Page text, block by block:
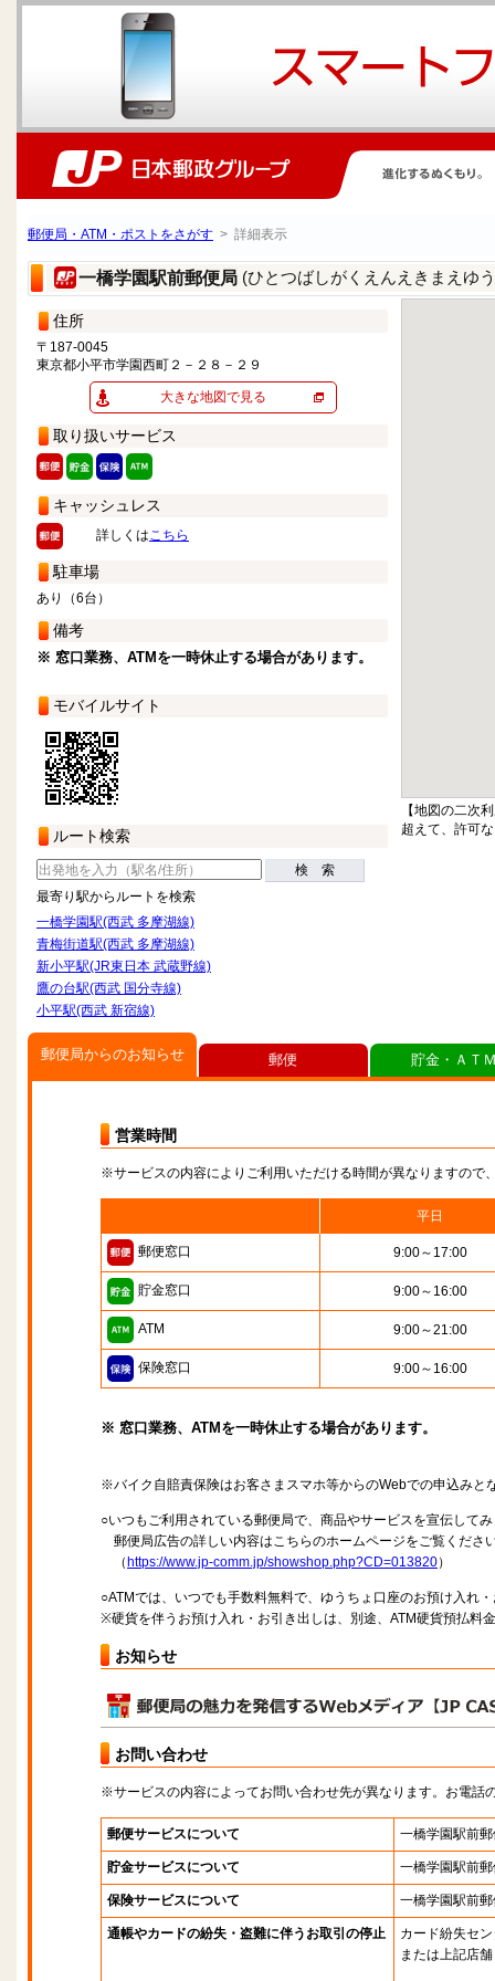
郵便局・ATM・ポストをさがす > 詳細表示
一橋学園駅前郵便局 (ひとつばしがくえんえきまえゆ
住所
〒187-0045
東京都小平市学園西町２－２８－２９
大きな地図で見る
取り扱いサービス
キャッシュレス
詳しくはこちら
駐車場
あり（6台）
備考
※ 窓口業務、ATMを一時休止する場合があります。
モバイルサイト
ルート検索
検 索
最寄り駅からルートを検索
一橋学園駅(西武 多摩湖線)
青梅街道駅(西武 多摩湖線)
新小平駅(JR東日本 武蔵野線)
鷹の台駅(西武 国分寺線)
小平駅(西武 新宿線)
【地図の二次
超えて、許可
郵便局からのお知らせ
営業時間
※サービスの内容によりご利用いただける時間が異なりますので
平日
郵便窓口 9:00～17:00
貯金窓口 9:00～16:00
ATM 9:00～21:00
保険窓口 9:00～16:00
※ 窓口業務、ATMを一時休止する場合があります。
※バイク自賠責保険はお客さまスマホ等からのWebでの申込みと
○いつもご利用されている郵便局で、商品やサービスを宣伝して
郵便局広告の詳しい内容はこちらのホームページをご覧くださ
（ https://www.jp-comm.jp/showshop.php?CD=013820）
○ATMでは、いつでも手数料無料で、ゆうちょ口座のお預け入れ
※硬貨を伴うお預け入れ・お引き出しは、別途、ATM硬貨預払料
お知らせ
お問い合わせ
※サービスの内容によってお問い合わせ先が異なります。お電話
郵便サービスについて 一橋学園駅前
貯金サービスについて 一橋学園駅前
保険サービスについて 一橋学園駅前
通帳やカードの紛失・盗難に伴うお取引の停止
カード紛失セ
または上記店舗
郵便 貯金・ＡＴ